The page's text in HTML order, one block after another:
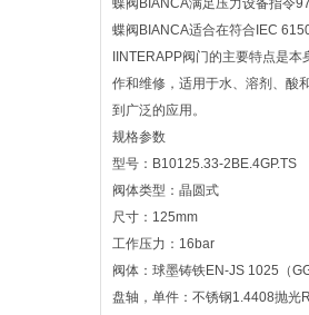
蝶阀BIANCA满足压力设备指令
蝶阀BIANCA适合在符合IEC
IINTERAPP阀门的主要特点是
作和维修，适用于水、溶剂、酸
到广泛的应用。
规格参数
型号：B10125.33-2BE.4GP.TS
阀体类型：晶圆式
尺寸：125mm
工作压力：16bar
阀体：球墨铸铁EN-JS 1025（
盘轴，单件：不锈钢1.4408抛光